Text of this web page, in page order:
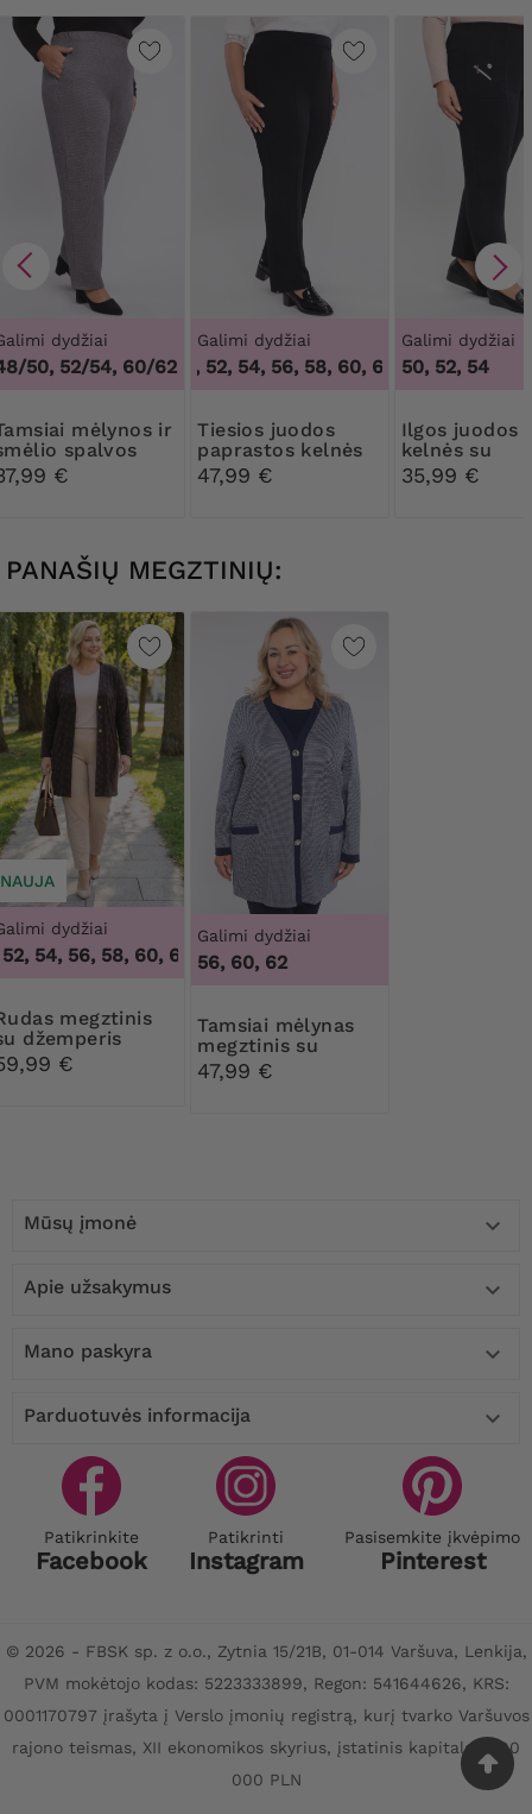
dydžiai
50, 52/54, 60/62
ir
spalvos
kelnės
€
Galimi dydžiai
48, 50, 52, 54, 56, 58, 60, 62, 64, 48, 50,
Tiesios juodos
paprastos kelnės
47,99 €
Galimi dydžiai
50, 52, 54
Ilgos juodos
kelnės su
kišenėmis
35,99 €
PANAŠIŲ MEGZTINIŲ:
NAUJA
dydžiai
54, 56, 58, 60, 62, 64 48, 50, 52, 54, 56, 58, 60, 62, 64
džemperis
€
Galimi dydžiai
56, 60, 62
Tamsiai mėlynas
megztinis su
sidabro siūlais
47,99 €
Mūsų įmonė 
Apie užsakymus 
Mano paskyra 
Parduotuvės informacija 
Patikrinkite
Facebook
Patikrinti
Instagram
Pasisemkite įkvėpimo
Pinterest
© 2026 - FBSK sp. z o.o., Zytnia 15/21B, 01-014 Varšuva, Lenkija,
PVM mokėtojo kodas: 5223333899, Regon: 541644626, KRS:
0001170797 įrašyta į Verslo įmonių registrą, kurį tvarko Varšuvos
rajono teismas, XII ekonomikos skyrius, įstatinis kapitalas: 100
000 PLN